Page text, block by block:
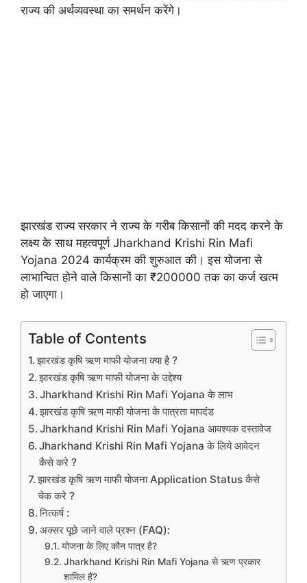
राज्य की अर्थव्यवस्था का समर्थन करेंगे।
झारखंड राज्य सरकार ने राज्य के गरीब किसानों की मदद करने के
लक्ष्य के साथ महत्वपूर्ण Jharkhand Krishi Rin Mafi
Yojana 2024 कार्यक्रम की शुरुआत की। इस योजना से
लाभान्वित होने वाले किसानों का ₹200000 तक का कर्ज खत्म
हो जाएगा।
Table of Contents
झारखंड कृषि ऋण माफी योजना क्या है ?
झारखंड कृषि ऋण माफी योजना के उद्देश्य
Jharkhand Krishi Rin Mafi Yojana के लाभ
झारखंड कृषि ऋण माफी योजना के पात्रता मापदंड
Jharkhand Krishi Rin Mafi Yojana आवश्यक दस्तावेज
Jharkhand Krishi Rin Mafi Yojana के लिये आवेदन
कैसे करे ?
झारखंड कृषि ऋण माफी योजना Application Status कैसे
चेक करे ?
नित्कर्ष :
अक्सर पूछे जाने वाले प्रश्न (FAQ):
योजना के लिए कौन पात्र है?
Jharkhand Krishi Rin Mafi Yojana से ऋण प्रकार
शामिल हैं?